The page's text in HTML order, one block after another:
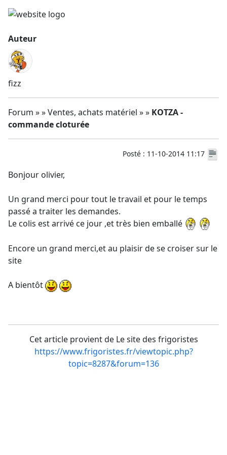
Auteur
fizz
Forum » » Ventes, achats matériel » » KOTZA -
commande cloturée
Posté : 11-10-2014 11:17
Bonjour olivier,
Un grand merci pour tout le travail et pour le temps
passé a traiter les demandes.
Le colis est arrivé ce jour ,et très bien emballé
Encore un grand merci,et au plaisir de se croiser sur le
site
A bientôt
Cet article provient de Le site des frigoristes
https://www.frigoristes.fr/viewtopic.php?
topic=8287&forum=136